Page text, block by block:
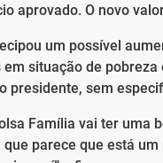
aprovado. O novo
um possível
situação de
presidente, sem
Família vai ter uma
parece que está